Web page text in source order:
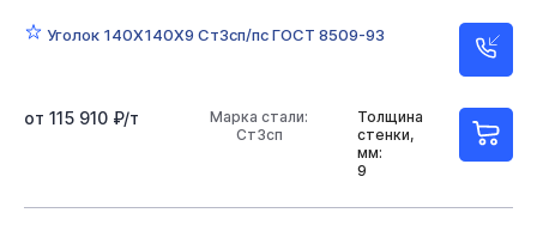
Уголок 140Х140Х9 Ст3сп/пс ГОСТ 8509-93
Толщина
стенки,
мм:
9
Марка стали:
Ст3сп
от 115 910 ₽/т